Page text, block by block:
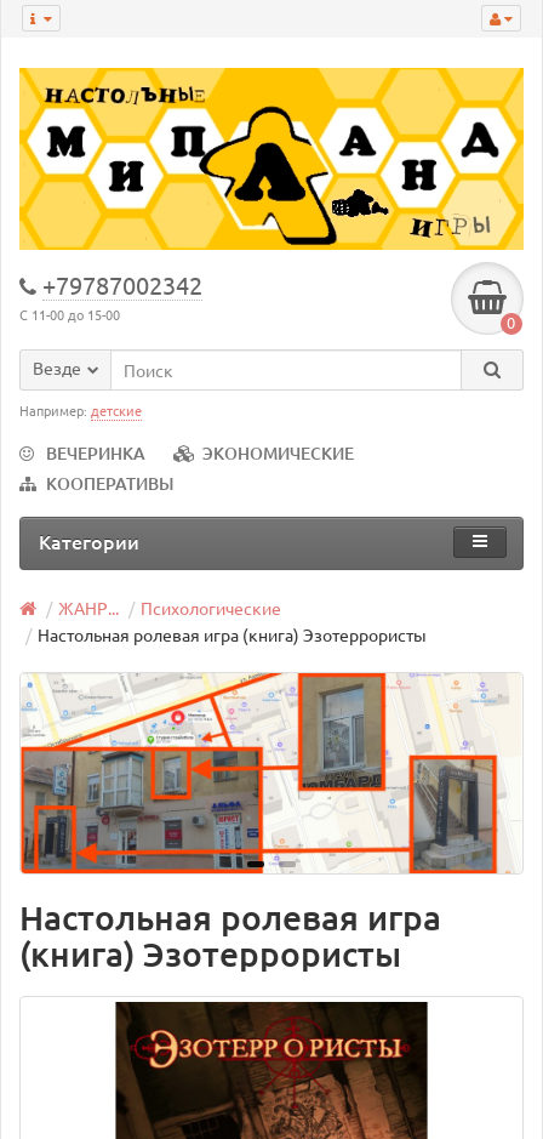
+79787002342
С 11-00 до 15-00 0
Везде
Например: детские
ВЕЧЕРИНКА
ЭКОНОМИЧЕСКИЕ
КООПЕРАТИВЫ
Категории
ЖАНР...
Психологические
Настольная ролевая игра (книга) Эзотеррористы
Настольная ролевая игра
(книга) Эзотеррористы